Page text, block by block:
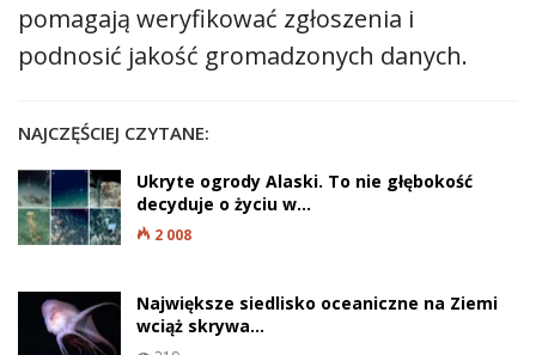
pomagają weryfikować zgłoszenia i
podnosić jakość gromadzonych danych.
NAJCZĘŚCIEJ CZYTANE:
Ukryte ogrody Alaski. To nie głębokość
decyduje o życiu w…
2 008
Największe siedlisko oceaniczne na Ziemi
wciąż skrywa…